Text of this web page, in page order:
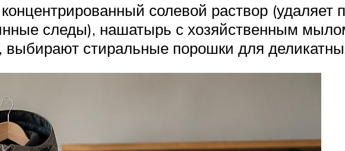
солевой раствор (удаляет
следы), нашатырь с хозяйственным
стиральные порошки для